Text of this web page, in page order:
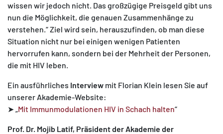
wissen wir jedoch nicht. Das großzügige Preisgeld gibt uns
nun die Möglichkeit, die genauen Zusammenhänge zu
verstehen.“ Ziel wird sein, herauszufinden, ob man diese
Situation nicht nur bei einigen wenigen Patienten
hervorrufen kann, sondern bei der Mehrheit der Personen,
die mit HIV leben.
Ein ausführliches Interview mit Florian Klein lesen Sie auf
unserer Akademie-Website:
➤ „Mit Immunmodulationen HIV in Schach halten“
Prof. Dr. Mojib Latif, Präsident der Akademie der